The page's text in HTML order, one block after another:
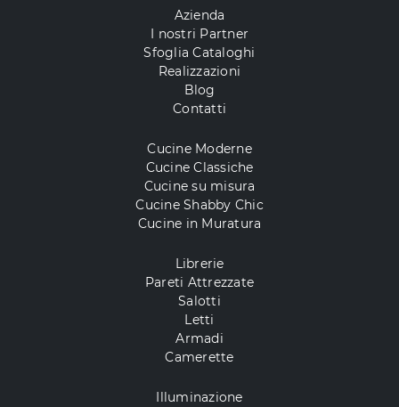
Azienda
I nostri Partner
Sfoglia Cataloghi
Realizzazioni
Blog
Contatti
Cucine Moderne
Cucine Classiche
Cucine su misura
Cucine Shabby Chic
Cucine in Muratura
Librerie
Pareti Attrezzate
Salotti
Letti
Armadi
Camerette
Illuminazione